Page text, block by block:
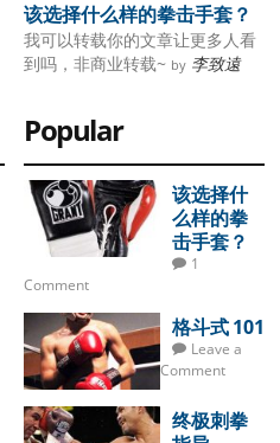
该选择什么样的拳击手套？
我可以转载你的文章让更多人看
到吗，非商业转载~ by 李致遠
Popular
该选择什
么样的拳
击手套？
1
Comment
格斗式 101
Leave a
Comment
终极刺拳